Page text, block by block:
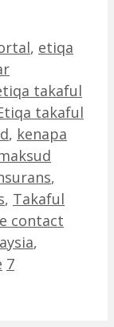
, etiqa
takaful
takaful
, kenapa
,
, Takaful
contact
,
7